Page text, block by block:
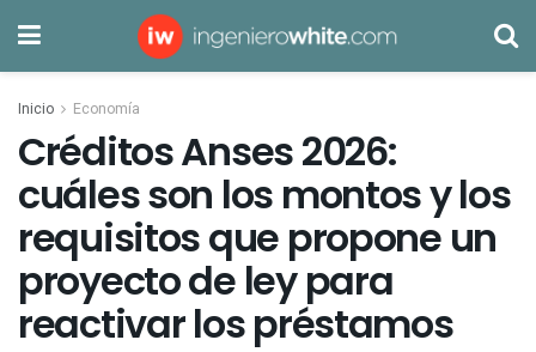
Inicio Economía
Créditos Anses 2026:
cuáles son los montos y los
requisitos que propone un
proyecto de ley para
reactivar los préstamos